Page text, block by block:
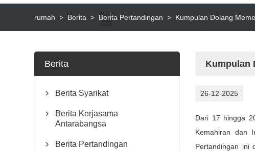
rumah > Berita > Berita Pertandingan > Kumpulan Dolang
Kumpulan
26-12-2025
Dari 17 hingga
Kemahiran dan
Pertandingan ini
Berita
 Berita Syarikat

Berita Kerjasama
Antarabangsa
 Berita Pertandingan